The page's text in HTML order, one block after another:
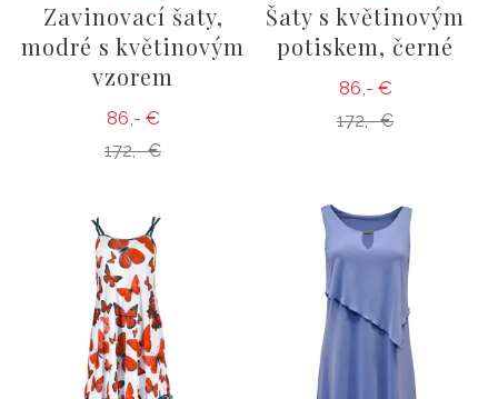
Zavinovací šaty,
modré s květinovým
vzorem
86,- €
172,- €
Šaty s květinovým
potiskem, černé
86,- €
172,- €